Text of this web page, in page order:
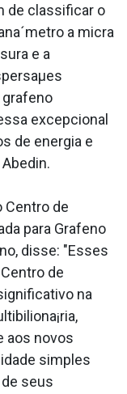
de classificar o
a micra
e a
grafeno
excepcional
de energia e
Centro de
para Grafeno
disse: "Esses
de
na
aos novos
simples
seus